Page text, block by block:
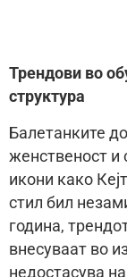
Трендови во
структура
Балетанките
женственост и
икони како
стил бил
година,
внесуваат во
недостасува